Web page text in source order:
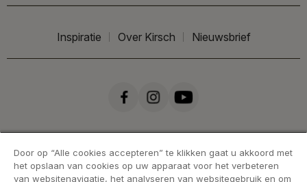
Inspiratie Over Kirsch Nieuwsbrief
Door op “Alle cookies accepteren” te klikken gaat u akkoord met
het opslaan van cookies op uw apparaat voor het verbeteren
van websitenavigatie, het analyseren van websitegebruik en om